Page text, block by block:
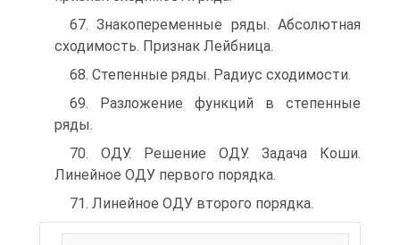
67. Знакопеременные ряды. Абсолютная
сходимость. Признак Лейбница.
68. Степенные ряды. Радиус сходимости.
69. Разложение функций в степенные
ряды.
70. ОДУ. Решение ОДУ. Задача Коши.
Линейное ОДУ первого порядка.
71. Линейное ОДУ второго порядка.